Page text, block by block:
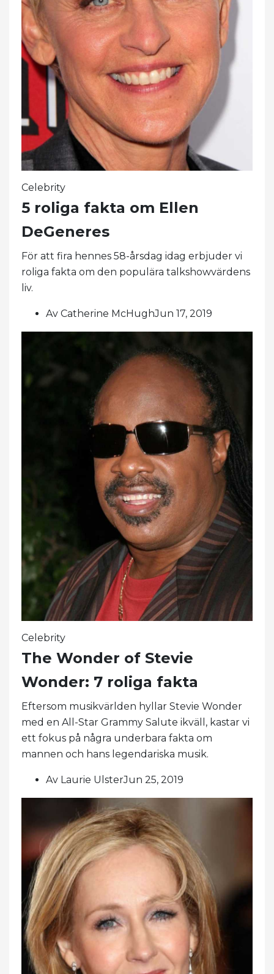
Celebrity
5 roliga fakta om Ellen
DeGeneres
För att fira hennes 58-årsdag idag erbjuder vi
roliga fakta om den populära talkshowvärdens
liv.
Av Catherine McHughJun 17, 2019
Celebrity
The Wonder of Stevie
Wonder: 7 roliga fakta
Eftersom musikvärlden hyllar Stevie Wonder
med en All-Star Grammy Salute ikväll, kastar vi
ett fokus på några underbara fakta om
mannen och hans legendariska musik.
Av Laurie UlsterJun 25, 2019